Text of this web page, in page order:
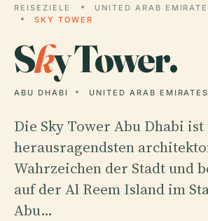
REISEZIELE UNITED ARAB
SKY TOWER
Sky Tower.
ABU DHABI UNITED ARAB EMIRATES
Die Sky Tower Abu Dhabi
herausragendsten
Wahrzeichen der Stadt und
auf der Al Reem Island im
Abu…